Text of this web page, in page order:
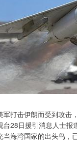
打击伊朗而受到攻击
28日援引消息人士
海湾国家的出头鸟，